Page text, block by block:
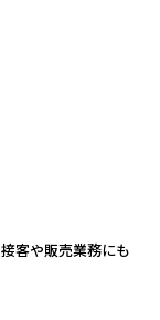
接客や販売業務にも